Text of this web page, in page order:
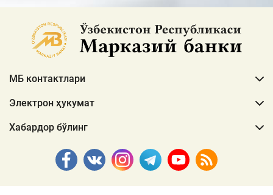
МБ контактлари
Электрон ҳукумат
Хабардор бўлинг